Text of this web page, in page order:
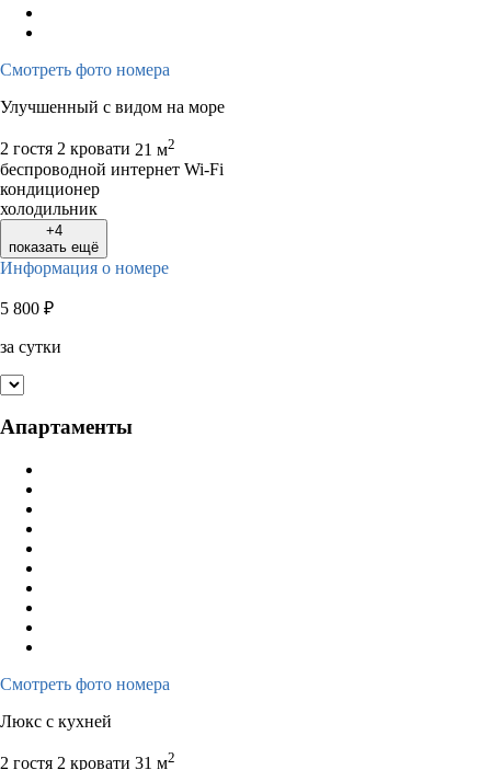
Смотреть фото номера
Улучшенный с видом на море
2 гостя 2 кровати 21 м2
беспроводной интернет Wi-Fi
кондиционер
холодильник
+4
показать ещё
Информация о номере
5 800 ₽
за сутки
Апартаменты
Смотреть фото номера
Люкс с кухней
2 гостя 2 кровати 31 м2